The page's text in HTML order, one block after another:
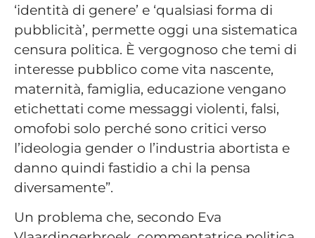
‘identità di genere’ e ‘qualsiasi forma di
pubblicità’, permette oggi una sistematica
censura politica. È vergognoso che temi di
interesse pubblico come vita nascente,
maternità, famiglia, educazione vengano
etichettati come messaggi violenti, falsi,
omofobi solo perché sono critici verso
l’ideologia gender o l’industria abortista e
danno quindi fastidio a chi la pensa
diversamente”.
Un problema che, secondo Eva